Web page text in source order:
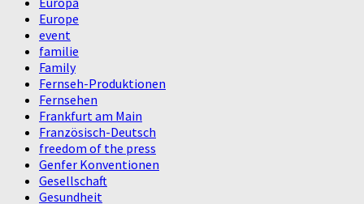
Europe
event
familie
Family
Fernseh-Produktionen
Fernsehen
Frankfurt am Main
Französisch-Deutsch
freedom of the press
Genfer Konventionen
Gesellschaft
Gesundheit